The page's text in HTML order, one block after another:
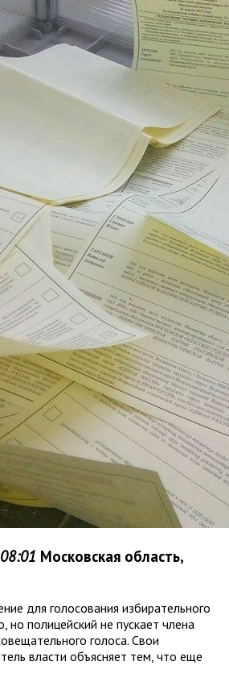
08:01 Московская область,
для голосования избирательного
но полицейский не пускает члена
голоса. Свои
власти объясняет тем, что еще